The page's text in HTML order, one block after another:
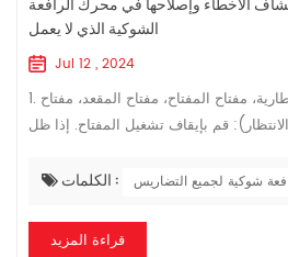
الشوكية الذي لا يعمل
Jul 12 , 2024
1. التبديل غير مغلق. (موصل البطارية، مفتاح المفتاح، مفتاح المقعد، مفتاح
قم بإيقاف تشغيل المفتاح. إذا ظل
الكلمات :
شوكية لجميع التضاريس
قراءة المزيد